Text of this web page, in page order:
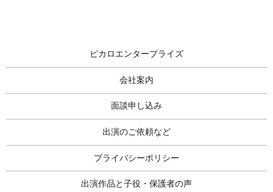
ピカロエンタープライズ
会社案内
面談申し込み
出演のご依頼など
プライバシーポリシー
出演作品と子役・保護者の声